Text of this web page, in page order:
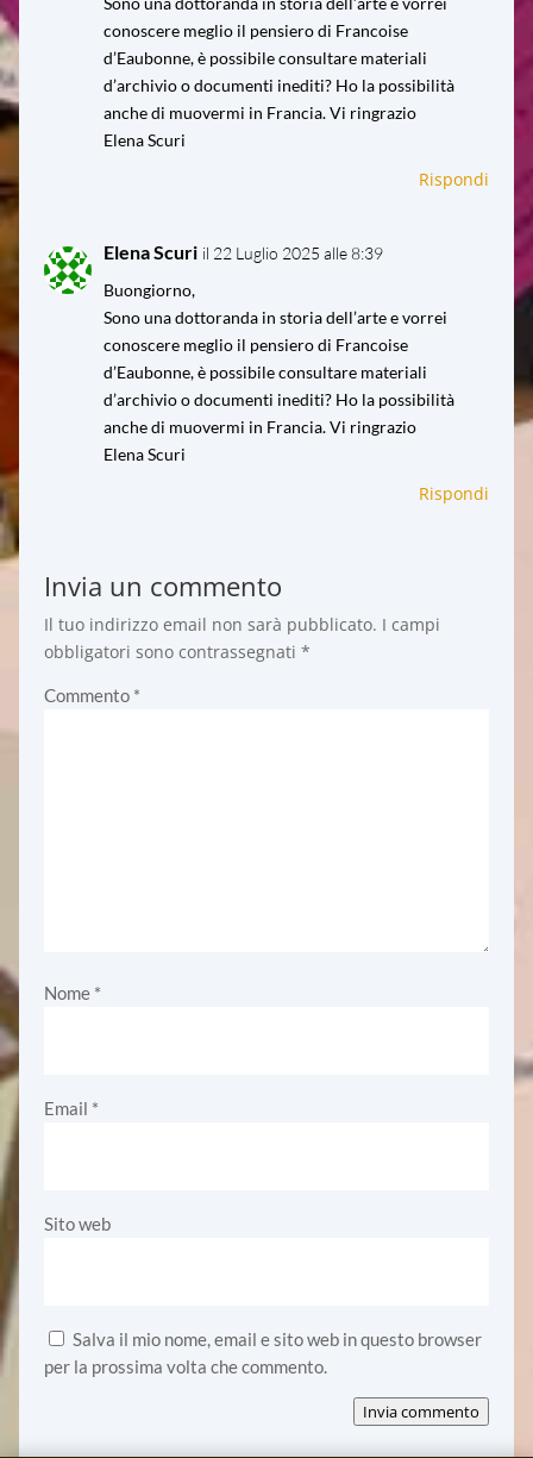
conoscere meglio il pensiero di Francoise
d’Eaubonne, è possibile consultare materiali
d’archivio o documenti inediti? Ho la possibilità
anche di muovermi in Francia. Vi ringrazio
Elena Scuri
Rispondi
Elena Scuri il 22 Luglio 2025 alle 8:39
Buongiorno,
Sono una dottoranda in storia dell’arte e vorrei
conoscere meglio il pensiero di Francoise
d’Eaubonne, è possibile consultare materiali
d’archivio o documenti inediti? Ho la possibilità
anche di muovermi in Francia. Vi ringrazio
Elena Scuri
Rispondi
Invia un commento
Il tuo indirizzo email non sarà pubblicato. I campi
obbligatori sono contrassegnati *
Commento *
Nome *
Email *
Sito web
Salva il mio nome, email e sito web in questo browser
per la prossima volta che commento.
Invia commento